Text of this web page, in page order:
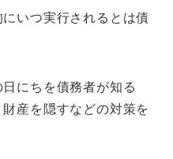
いつ実行されるとは債
にちを債務者が知る
産を隠すなどの対策を